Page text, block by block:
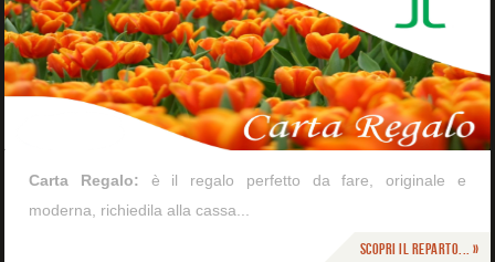
Carta Regalo: è il regalo perfetto da fare, originale e
moderna, richiedila alla cassa...
Scopri il reparto... »